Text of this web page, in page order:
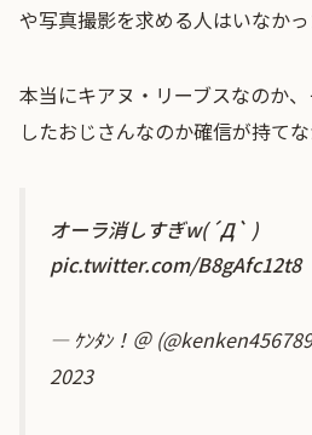
や写真撮影を求める人はいなかっ
本当にキアヌ・リーブスなのか
したおじさんなのか確信が持て
オーラ消しすぎw(´Д` )
pic.twitter.com/B8gAfc12t8
— ｹﾝﾀﾝ！＠
2023